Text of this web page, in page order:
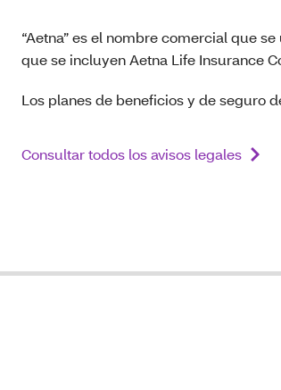
“Aetna” es el nombre comercial que
que se incluyen Aetna Life Insurance
Los planes de beneficios y de seguro
Consultar todos los avisos legales